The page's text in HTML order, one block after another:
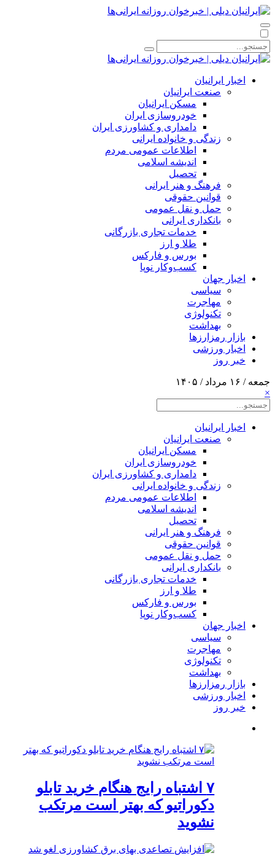
اخبار ایرانیان
صنعت ایرانیان
مسکن ایرانیان
خودروسازی ایران
دامداری و کشاورزی ایران
زندگی و خانواده ایرانی
اطلاعات عمومی مردم
اندیشه اسلامی
تحصیل
فرهنگ و هنر ایرانی
قوانین حقوقی
حمل و نقل عمومی
بانکداری ایرانی
خدمات تجاری بازرگانی
طلا و ارز
بورس و فارکس
کسب‌وکار نوپا
اخبار جهان
سیاسی
مهاجرت
تکنولوژی
بهداشت
بازار رمزارزها
اخبار ورزشی
خبر روز
جمعه / ۱۶ مرداد / ۱۴۰۵
×
اخبار ایرانیان
صنعت ایرانیان
مسکن ایرانیان
خودروسازی ایران
دامداری و کشاورزی ایران
زندگی و خانواده ایرانی
اطلاعات عمومی مردم
اندیشه اسلامی
تحصیل
فرهنگ و هنر ایرانی
قوانین حقوقی
حمل و نقل عمومی
بانکداری ایرانی
خدمات تجاری بازرگانی
طلا و ارز
بورس و فارکس
کسب‌وکار نوپا
اخبار جهان
سیاسی
مهاجرت
تکنولوژی
بهداشت
بازار رمزارزها
اخبار ورزشی
خبر روز
۷ اشتباه رایج هنگام خرید تابلو
دکوراتیو که بهتر است مرتکب
نشوید